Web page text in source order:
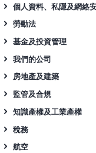
個人資料、私隱及網絡
勞動法
基金及投資管理
我們的公司
房地產及建築
監管及合規
知識產權及工業產權
稅務
航空